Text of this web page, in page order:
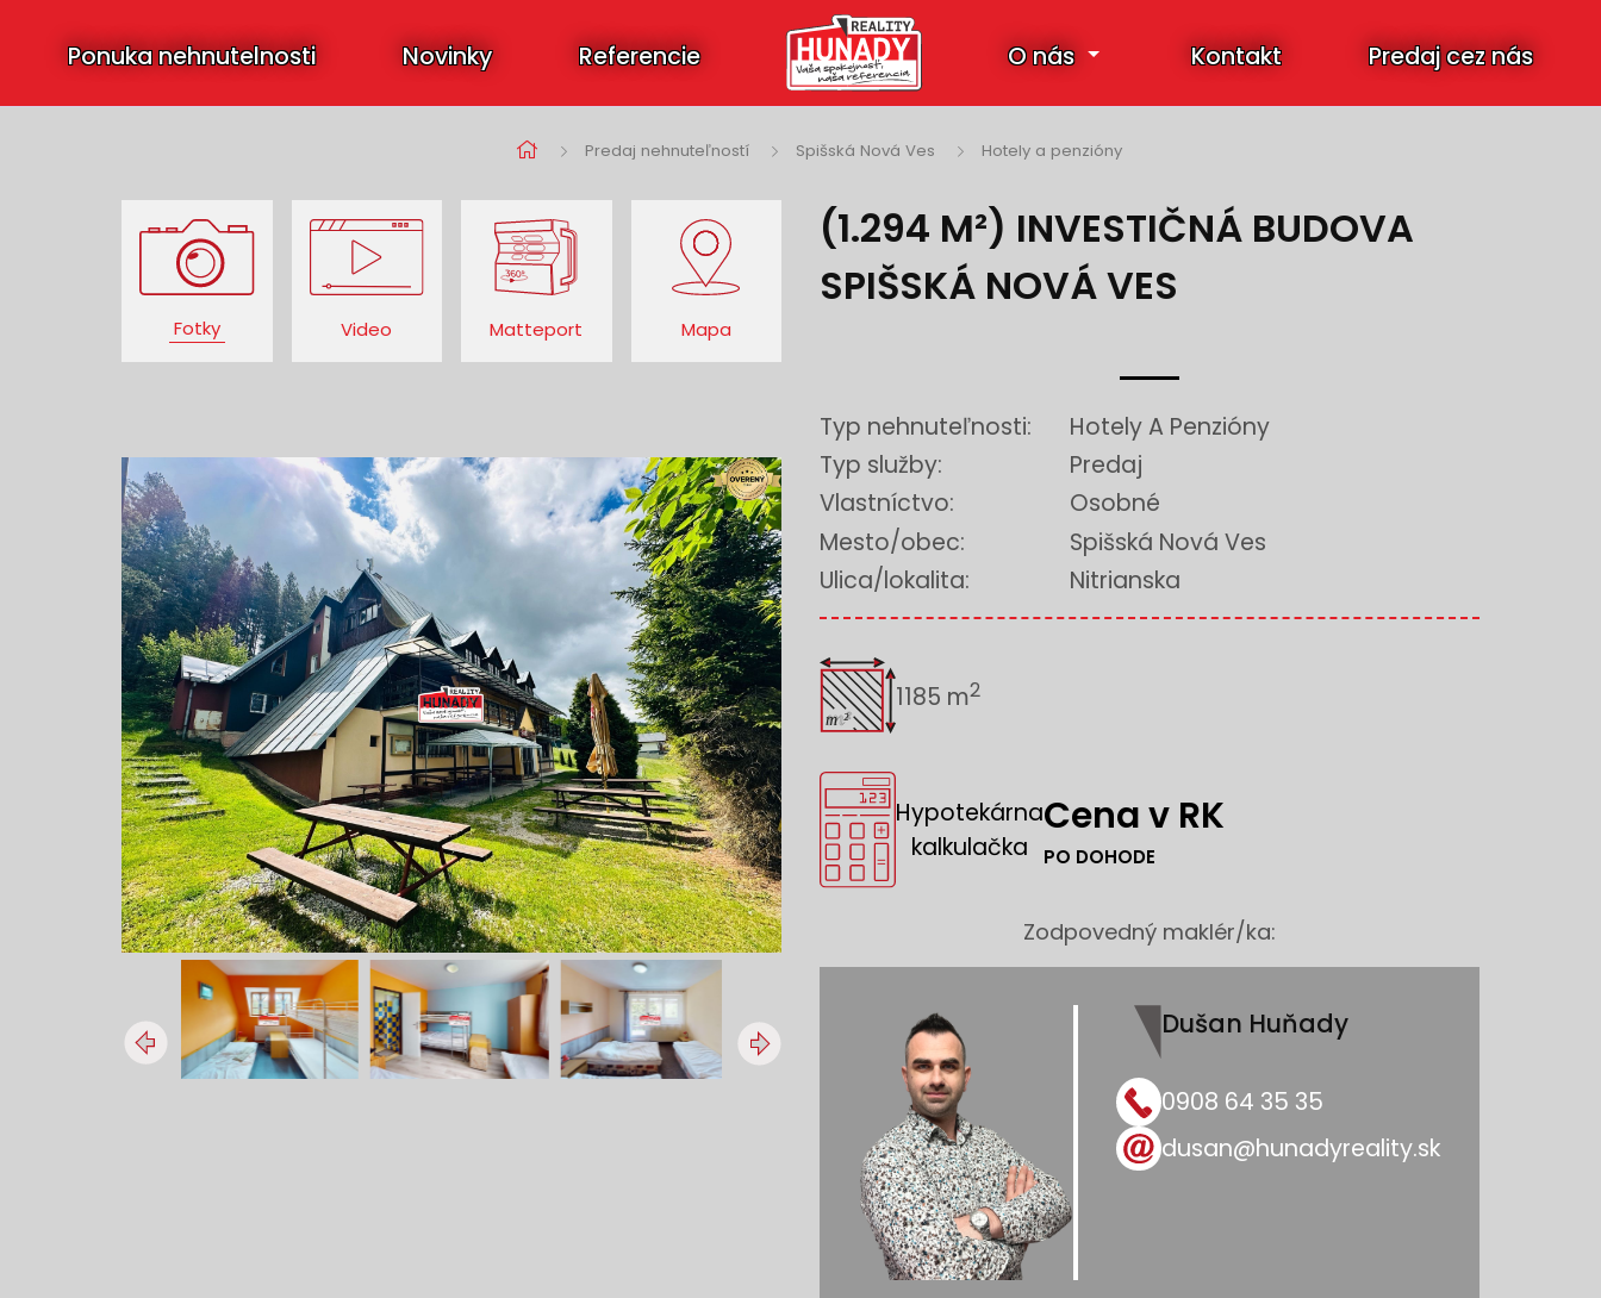
Ponuka nehnutelnosti Novinky Referencie O nás Kontakt Predaj cez nás
Predaj nehnuteľností Spišská Nová Ves Hotely a penzióny
Fotky Video Matteport Mapa
(1.294 M²) INVESTIČNÁ BUDOVA
SPIŠSKÁ NOVÁ VES
Typ nehnuteľnosti:
Hotely A Penzióny
Typ služby:
Predaj
Vlastníctvo:
Osobné
Mesto/obec:
Spišská Nová Ves
Ulica/lokalita:
Nitrianska
1185 m2
Hypotekárna
kalkulačka
Cena v RK
PO DOHODE
Zodpovedný maklér/ka:
Dušan Huňady
0908 64 35 35
dusan@hunadyreality.sk